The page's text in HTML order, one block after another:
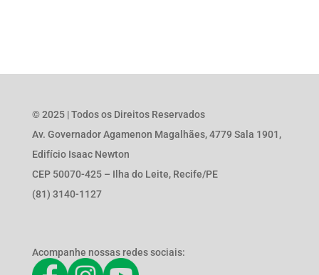
© 2025 | Todos os Direitos Reservados
Av. Governador Agamenon Magalhães, 4779 Sala 1901,
Edifício Isaac Newton
CEP 50070-425 – Ilha do Leite, Recife/PE
(81) 3140-1127
Acompanhe nossas redes sociais: